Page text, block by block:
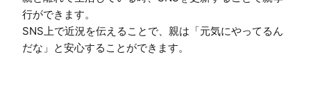
行ができます。
SNS上で近況を伝えることで、親は「元気にやってるん
だな」と安心することができます。